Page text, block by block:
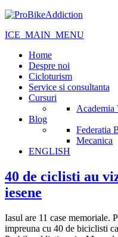
ICE_MAIN_MENU
Home
Despre noi
Cicloturism
Service si consultanta
Cursuri
Academia
Blog
Federatia
Mecanica
ENGLISH
40 de ciclisti au
iesene
Iasul are 11 case memoriale.
impreuna cu 40 de biciclisti